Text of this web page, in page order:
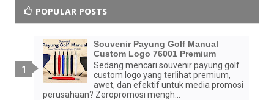
POPULAR POSTS
Souvenir Payung Golf Manual
Custom Logo 76001 Premium
Sedang mencari souvenir payung golf
custom logo yang terlihat premium,
awet, dan efektif untuk media promosi
perusahaan? Zeropromosi mengh...